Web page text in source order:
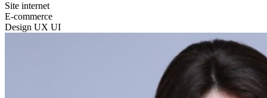
Site internet
E-commerce
Design UX UI